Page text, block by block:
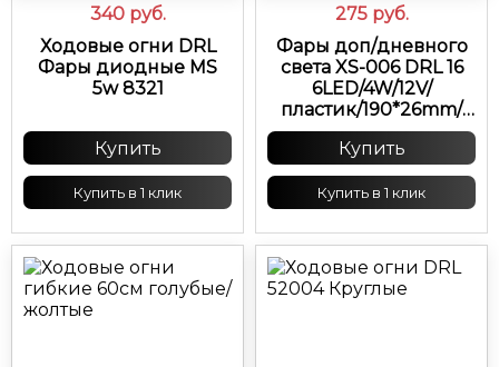
340 руб.
Ходовые огни DRL
Фары диодные MS
5w 8321
Купить
Купить в 1 клик
275 руб.
Фары доп/дневного
света XS-006 DRL 16
6LED/4W/12V/
пластик/190*26mm/
42164
Купить
Купить в 1 клик